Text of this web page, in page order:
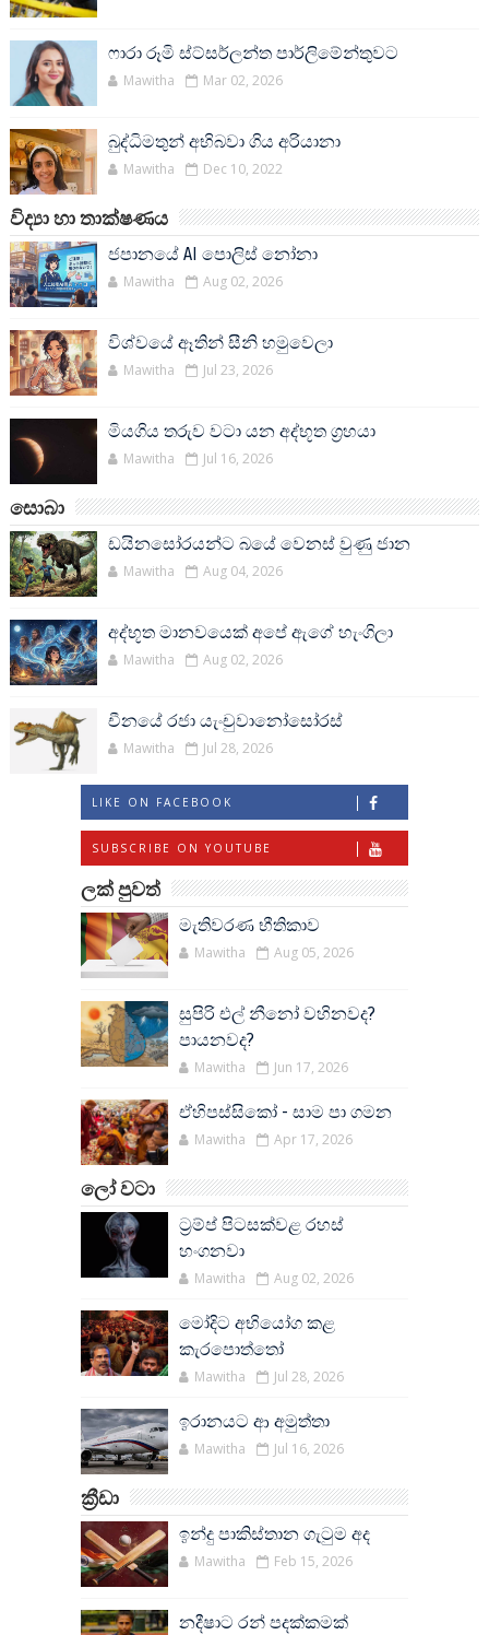
ෆාරා රූමි ස්ට්සර්ලන්ත පාර්ලිමේන්තුවට
Mawitha Mar 02, 2026
බුද්ධිමතුන් අභිබවා ගිය අරියානා
Mawitha Dec 10, 2022
විද්‍යා හා තාක්ෂණය
ජපානයේ AI පොලිස් නෝනා
Mawitha Aug 02, 2026
විශ්වයේ ඈතින් සීනි හමුවෙලා
Mawitha Jul 23, 2026
මියගිය තරුව වටා යන අද්භූත ග්‍රහයා
Mawitha Jul 16, 2026
සොබා
ඩයිනසෝරයන්ට බයේ වෙනස් වුණු ජාන
Mawitha Aug 04, 2026
අද්භූත මානවයෙක් අපේ ඇගේ හැංගිලා
Mawitha Aug 02, 2026
චීනයේ රජා යැංචුවානෝසෝරස්
Mawitha Jul 28, 2026
LIKE ON FACEBOOK
SUBSCRIBE ON YOUTUBE
ලක් පුවත්
මැතිවරණ භීතිකාව
Mawitha Aug 05, 2026
සුපිරි එල් නීනෝ වහිනවද?
පායනවද?
Mawitha Jun 17, 2026
ඒහිපස්සිකෝ - සාම පා ගමන
Mawitha Apr 17, 2026
ලෝ වටා
ට්‍රම්ප් පිටසක්වළ රහස්
හංගනවා
Mawitha Aug 02, 2026
මෝදිට අභියෝග කළ
කැරපොත්තෝ
Mawitha Jul 28, 2026
ඉරානයට ආ අමුත්තා
Mawitha Jul 16, 2026
ක්‍රීඩා
ඉන්දු පාකිස්තාන ගැටුම අද
Mawitha Feb 15, 2026
නදීෂාට රන් පදක්කමක්